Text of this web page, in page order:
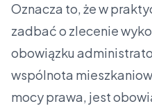
Oznacza to, że w
zadbać o zlecenie
obowiązku
wspólnota
mocy prawa, jest